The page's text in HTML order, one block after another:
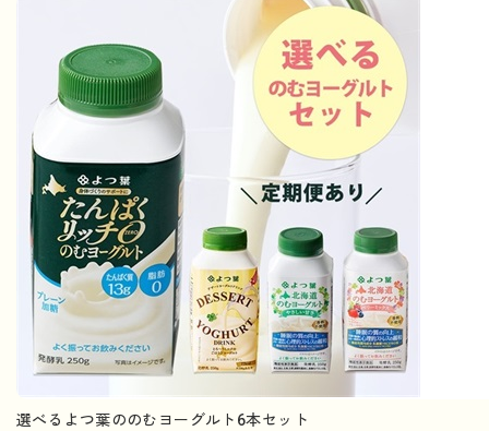
選べるよつ葉ののむヨーグルト6本セット